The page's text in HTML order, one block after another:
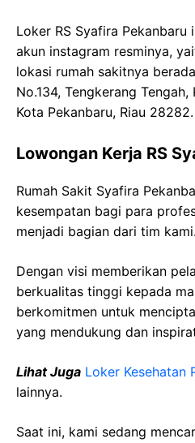
Loker RS Syafira
akun instagram resminya,
lokasi rumah sakitnya
No.134, Tengkerang
Kota Pekanbaru, Riau 28282.
Lowongan Kerja RS
Rumah Sakit Syafira
kesempatan bagi para
menjadi bagian dari tim kami.
Dengan visi memberikan
berkualitas tinggi kepada
berkomitmen untuk
yang mendukung dan
Lihat Juga Loker Kesehatan
lainnya.
Saat ini, kami sedang